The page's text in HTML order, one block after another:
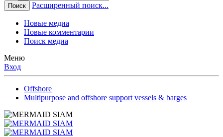
Поиск Расширенный поиск...
Новые медиа
Новые комментарии
Поиск медиа
Меню
Вход
Offshore
Multipurpose and offshore support vessels & barges